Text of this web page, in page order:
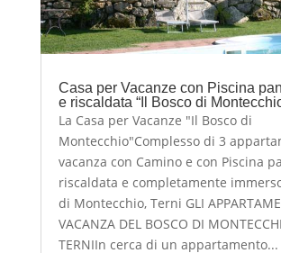
Casa per Vacanze con Piscina
e riscaldata “Il Bosco di
La Casa per Vacanze "Il Bosco di
Montecchio"Complesso di 3
vacanza con Camino e con Piscina
riscaldata e completamente
di Montecchio, Terni GLI
VACANZA DEL BOSCO DI
TERNIIn cerca di un appartamento...